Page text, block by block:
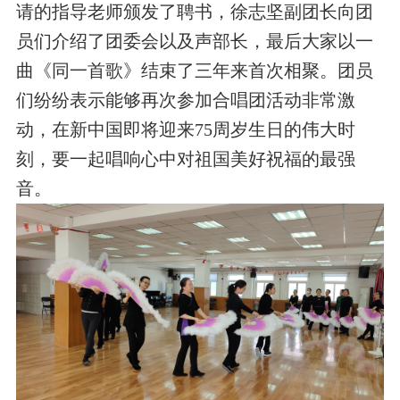
请的指导老师颁发了聘书，徐志坚副团长向团
员们介绍了团委会以及声部长，最后大家以一
曲《同一首歌》结束了三年来首次相聚。团员
们纷纷表示能够再次参加合唱团活动非常激
动，在新中国即将迎来75周岁生日的伟大时
刻，要一起唱响心中对祖国美好祝福的最强
音。